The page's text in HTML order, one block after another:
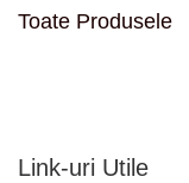
Toate Produsele
Link-uri Utile